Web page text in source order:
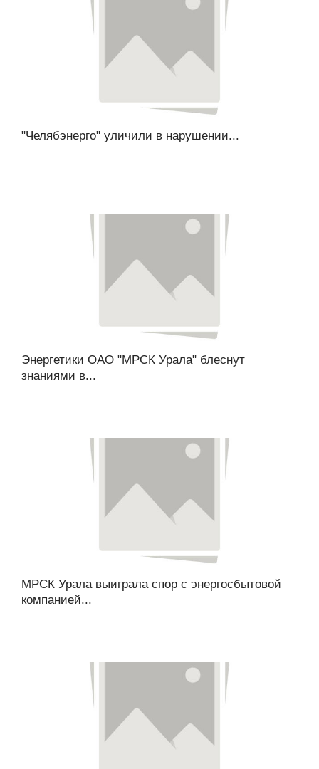
"Челябэнерго" уличили в нарушении...
Энергетики ОАО "МРСК Урала" блеснут
знаниями в...
МРСК Урала выиграла спор с энергосбытовой
компанией...